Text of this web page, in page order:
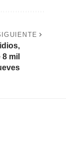
mil